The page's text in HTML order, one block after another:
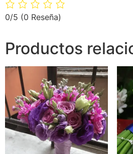
0/5 (0 Reseña)
Productos